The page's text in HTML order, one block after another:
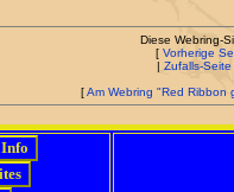
Diese Webring-
[ Vorherige
| Zufalls-Seite
[Am Webring "Red Ribbon